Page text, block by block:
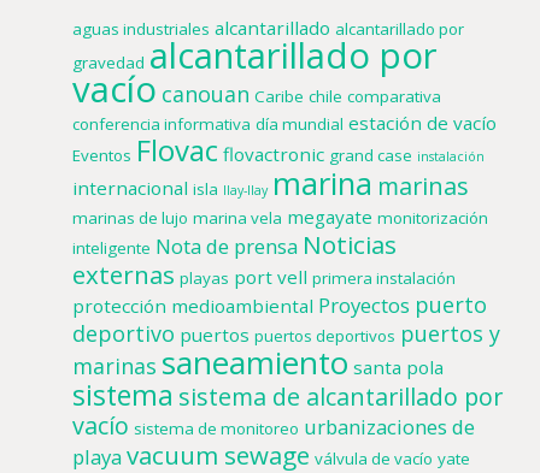
aguas industriales alcantarillado alcantarillado por
gravedad alcantarillado por
vacío canouan Caribe chile comparativa
conferencia informativa día mundial estación de vacío
Eventos Flovac flovactronic grand case instalación
internacional isla llay-llay marina marinas
marinas de lujo marina vela megayate monitorización
inteligente Nota de prensa Noticias
externas playas port vell primera instalación
protección medioambiental Proyectos puerto
deportivo puertos puertos deportivos puertos y
marinas saneamiento santa pola
sistema sistema de alcantarillado por
vacío sistema de monitoreo urbanizaciones de
playavacuum sewage válvula de vacío yate